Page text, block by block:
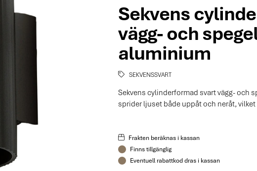
Sekvens
vägg- och
aluminium
SEKVENSSVART
Sekvens cylinderformad svart vägg- och
sprider ljuset både uppåt och neråt,
Frakten beräknas i kassan
Finns tillgänglig
Eventuell rabattkod dras i kassan